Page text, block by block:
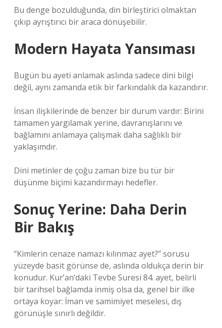
Bu denge bozulduğunda, din birleştirici olmaktan
çıkıp ayrıştırıcı bir araca dönüşebilir.
Modern Hayata Yansıması
Bugün bu ayeti anlamak aslında sadece dini bilgi
değil, aynı zamanda etik bir farkındalık da kazandırır.
İnsan ilişkilerinde de benzer bir durum vardır: Birini
tamamen yargılamak yerine, davranışlarını ve
bağlamını anlamaya çalışmak daha sağlıklı bir
yaklaşımdır.
Dini metinler de çoğu zaman bize bu tür bir
düşünme biçimi kazandırmayı hedefler.
Sonuç Yerine: Daha Derin
Bir Bakış
“Kimlerin cenaze namazı kılınmaz ayet?” sorusu
yüzeyde basit görünse de, aslında oldukça derin bir
konudur. Kur’an’daki Tevbe Suresi 84. ayet, belirli
bir tarihsel bağlamda inmiş olsa da, genel bir ilke
ortaya koyar: İman ve samimiyet meselesi, dış
görünüşle sınırlı değildir.